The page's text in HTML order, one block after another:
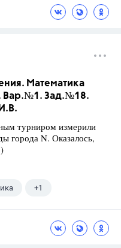
Математика
Вар.№1. Зад.№18.
турниром измерили
города N. Оказалось,
)
+1